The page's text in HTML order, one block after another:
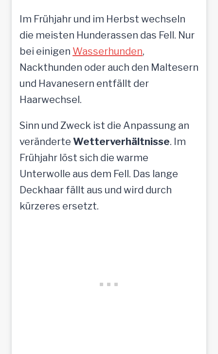
Im Frühjahr und im Herbst wechseln
die meisten Hunderassen das Fell. Nur
bei einigen Wasserhunden,
Nackthunden oder auch den Maltesern
und Havanesern entfällt der
Haarwechsel.
Sinn und Zweck ist die Anpassung an
veränderte Wetterverhältnisse. Im
Frühjahr löst sich die warme
Unterwolle aus dem Fell. Das lange
Deckhaar fällt aus und wird durch
kürzeres ersetzt.